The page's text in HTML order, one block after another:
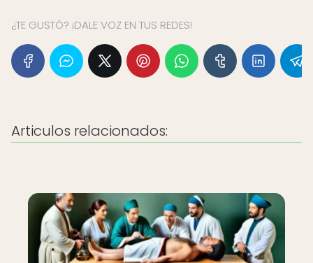
¿TE GUSTÓ? ¡DALE VOZ EN TUS REDES!
Articulos relacionados: